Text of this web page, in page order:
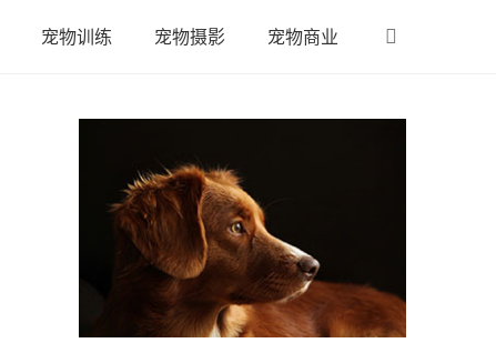
宠物训练 宠物摄影 宠物商业